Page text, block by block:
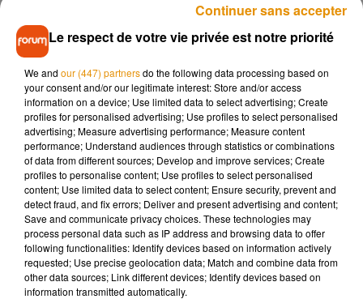
Le respect de votre vie privée est notre priorité
We and our (447) partnersdo the following data processing based on
your consent and/or our legitimate interest: Store and/or access
information on a device; Use limited data to select advertising; Create
profiles for personalised advertising; Use profiles to select personalised
advertising; Measure advertising performance; Measure content
performance; Understand audiences through statistics or combinations
of data from different sources; Develop and improve services; Create
profiles to personalise content; Use profiles to select personalised
content; Use limited data to select content; Ensure security, prevent and
detect fraud, and fix errors; Deliver and present advertising and content;
Save and communicate privacy choices. These technologies may
process personal data such as IP address and browsing data to offer
following functionalities: Identify devices based on information actively
requested; Use precise geolocation data; Match and combine data from
other data sources; Link different devices; Identify devices based on
information transmitted automatically.
Continuer sans accepter